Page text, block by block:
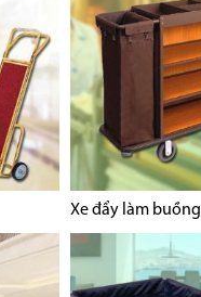
Xe đẩy làm buồng